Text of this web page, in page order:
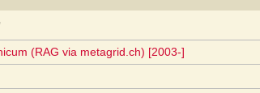
(RAG via metagrid.ch) [2003-]